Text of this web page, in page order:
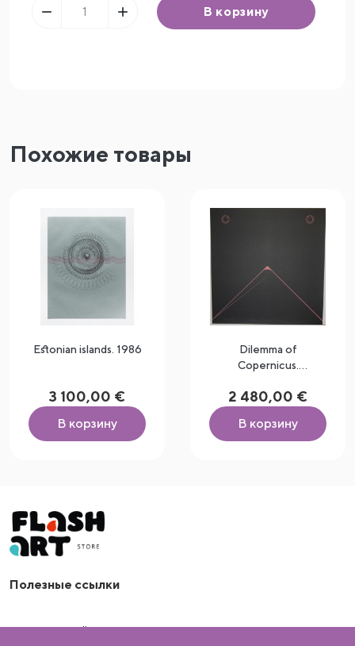
  В корзину
Похожие товары
Estonian islands. 1986
3 100,00 €
В корзину
Dilemma of
Copernicus.
1971
2 480,00 €
В корзину
Полезные ссылки